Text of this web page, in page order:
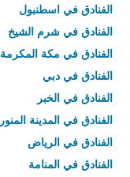
الفنادق في اسطنبول
الفنادق في شرم الشيخ
الفنادق في مكة المكرمة
الفنادق في دبي
الفنادق في الخبر
الفنادق في المدينة
الفنادق في الرياض
الفنادق في المنامة